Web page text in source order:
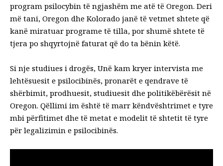
program psilocybin të ngjashëm me atë të Oregon. Deri
më tani, Oregon dhe Kolorado janë të vetmet shtete që
kanë miratuar programe të tilla, por shumë shtete të
tjera po shqyrtojnë faturat që do ta bënin këtë.
Si nje studiues i drogës, Unë kam kryer intervista me
lehtësuesit e psilocibinës, pronarët e qendrave të
shërbimit, prodhuesit, studiuesit dhe politikëbërësit në
Oregon. Qëllimi im është të marr këndvështrimet e tyre
mbi përfitimet dhe të metat e modelit të shtetit të tyre
për legalizimin e psilocibinës.